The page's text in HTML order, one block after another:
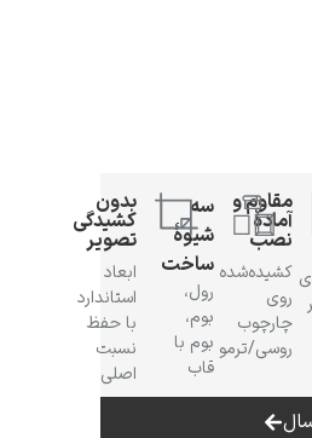
مقاوم و
آمادهٔ
نصب
کشیده‌شده
روی
چارچوب
روسی/ترمو
سه
شیوهٔ
ساخت
رول،
بوم،
بوم با
قاب
بدون
کشیدگی
تصویر
ابعاد
استاندارد
با حفظ
نسبت
اصلی